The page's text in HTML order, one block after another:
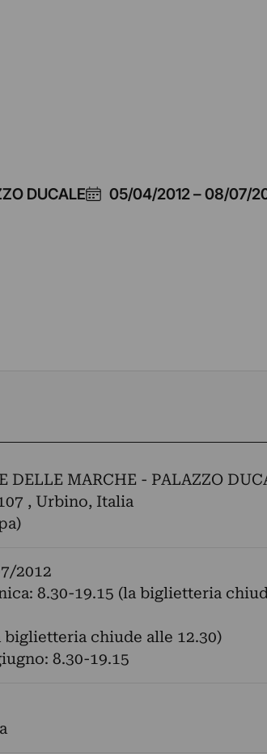
DUCALE 05/04/2012–08/07/
DELLE MARCHE - PALAZZO
, Urbino, Italia
2012
8.30-19.15 (la biglietteria
biglietteria chiude alle 12.30)
8.30-19.15